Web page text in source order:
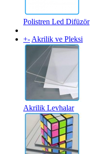
Polistren Led Difüzör
+- Akrilik ve Pleksi
Akrilik Levhalar